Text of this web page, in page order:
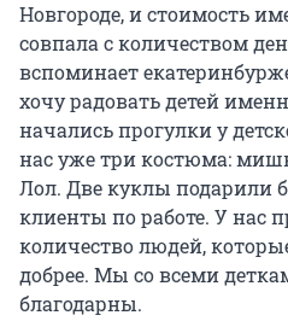
Новгороде, и стоимость
совпала с количеством
вспоминает
хочу радовать детей
начались прогулки у
нас уже три костюма:
Лол. Две куклы подарили
клиенты по работе. У нас
количество людей,
добрее. Мы со всеми
благодарны.